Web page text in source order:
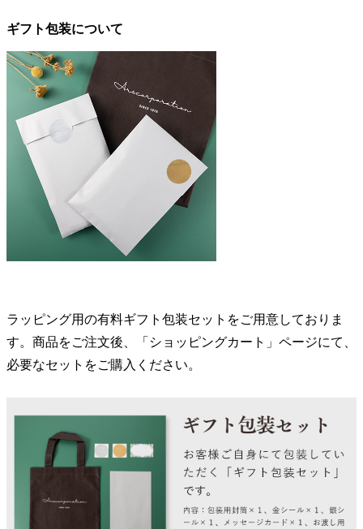
ギフト包装について
ラッピング用の有料ギフト包装セットをご用意しておりま
す。商品をご注文後、「ショッピングカート」ページにて、
必要なセットをご購入ください。